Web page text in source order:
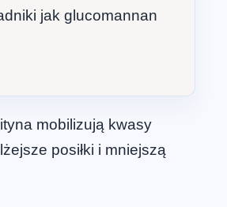
jak glucomannan
mobilizują kwasy
posiłki i mniejszą